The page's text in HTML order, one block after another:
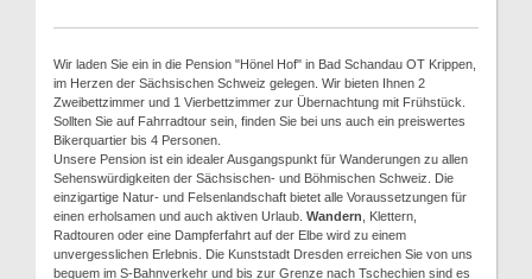
Wir laden Sie ein in die Pension "Hönel Hof" in Bad Schandau OT Krippen,
im Herzen der Sächsischen Schweiz gelegen. Wir bieten Ihnen 2
Zweibettzimmer und 1 Vierbettzimmer zur Übernachtung mit Frühstück.
Sollten Sie auf Fahrradtour sein, finden Sie bei uns auch ein preiswertes
Bikerquartier bis 4 Personen.
Unsere Pension ist ein idealer Ausgangspunkt für Wanderungen zu allen
Sehenswürdigkeiten der Sächsischen- und Böhmischen Schweiz. Die
einzigartige Natur- und Felsenlandschaft bietet alle Voraussetzungen für
einen erholsamen und auch aktiven Urlaub. Wandern , Klettern,
Radtouren oder eine Dampferfahrt auf der Elbe wird zu einem
unvergesslichen Erlebnis. Die Kunststadt Dresden erreichen Sie von uns
bequem im S-Bahnverkehr und bis zur Grenze nach Tschechien sind es